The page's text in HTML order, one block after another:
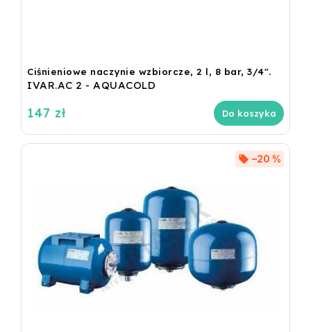
Ciśnieniowe naczynie wzbiorcze, 2 l, 8 bar, 3/4".
IVAR.AC 2 - AQUACOLD
147 zł Do koszyka
–20 %